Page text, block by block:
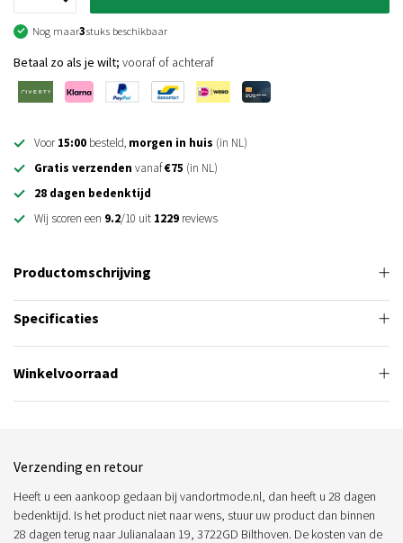
Nog maar3stuks beschikbaar
Betaal zo als je wilt; vooraf of achteraf
Voor15:00 besteld, morgen in huis (in NL)
Gratis verzenden vanaf€75 (in NL)
28 dagen bedenktijd
Wij scoren een 9.2/10 uit 1229 reviews
Productomschrijving
Specificaties
Winkelvoorraad
Verzending en retour
Heeft u een aankoop gedaan bij vandortmode.nl, dan heeft u 28 dagen
bedenktijd. Is het product niet naar wens, stuur uw product dan binnen
28 dagen terug naar Julianalaan 19, 3722GD Bilthoven. De kosten van de